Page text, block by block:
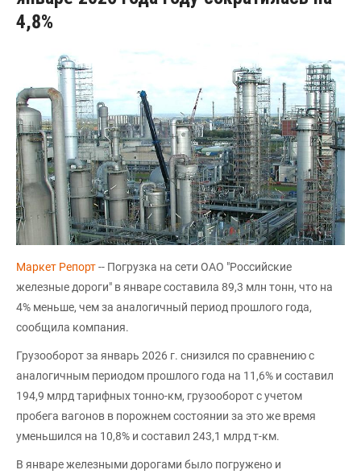
4,8%
Маркет Репорт-- Погрузка на сети ОАО "Российские
железные дороги" в январе составила 89,3 млн тонн, что на
4% меньше, чем за аналогичный период прошлого года,
сообщила компания.
Грузооборот за январь 2026 г. снизился по сравнению с
аналогичным периодом прошлого года на 11,6% и составил
194,9 млрд тарифных тонно-км, грузооборот с учетом
пробега вагонов в порожнем состоянии за это же время
уменьшился на 10,8% и составил 243,1 млрд т-км.
В январе железными дорогами было погружено и